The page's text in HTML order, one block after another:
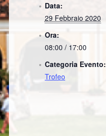
Data:
29 Febbraio 2020
Ora:
08:00 / 17:00
Categoria Evento:
Trofeo